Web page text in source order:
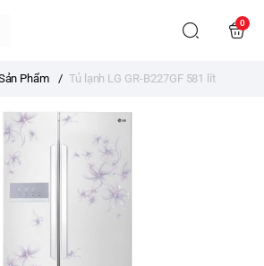
0
Phẩm / Tủ lạnh LG GR-B227GF 581 lít